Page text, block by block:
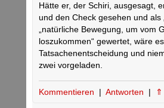
Hätte er, der Schiri, ausgesagt,
und den Check gesehen und als
„natürliche Bewegung, um vom
loszukommen“ gewertet, wäre
Tatsachenentscheidung und
zwei vorgeladen.
Kommentieren | Antworten | ⇑